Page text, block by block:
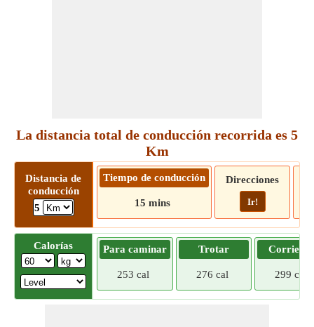
La distancia total de conducción recorrida es 5
Km
Distancia de
conducción
5
Tiempo de conducción
15 mins
Direcciones
Ir!
Calorías Para caminar
253 cal
Trotar
276 cal 299 cal